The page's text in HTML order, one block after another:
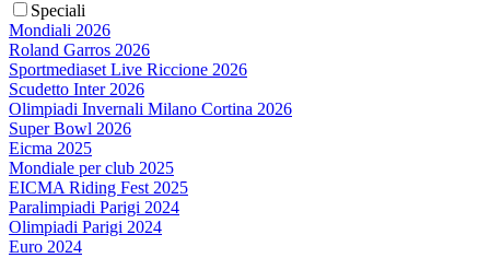
Speciali
Mondiali 2026
Roland Garros 2026
Sportmediaset Live Riccione 2026
Scudetto Inter 2026
Olimpiadi Invernali Milano Cortina 2026
Super Bowl 2026
Eicma 2025
Mondiale per club 2025
EICMA Riding Fest 2025
Paralimpiadi Parigi 2024
Olimpiadi Parigi 2024
Euro 2024